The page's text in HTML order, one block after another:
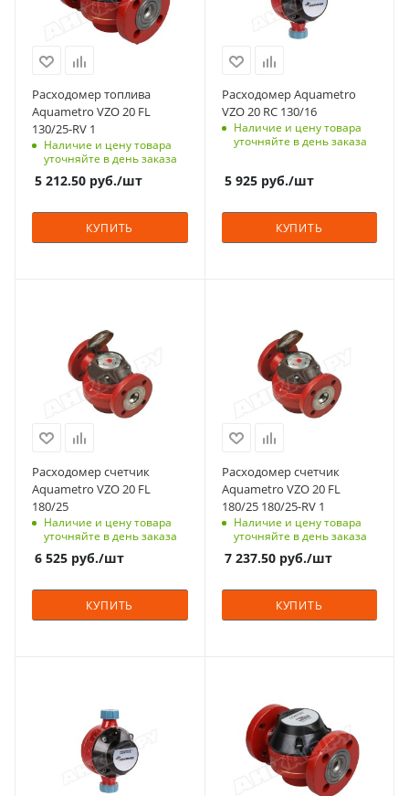
Расходомер топлива
Aquametro VZO 20 FL
130/25-RV 1
Наличие и цену товара
уточняйте в день заказа
5 212.50 руб./шт
КУПИТЬ
Расходомер Aquametro
VZO 20 RC 130/16
Наличие и цену товара
уточняйте в день заказа
5 925руб./шт
КУПИТЬ
Расходомер счетчик
Aquametro VZO 20 FL
180/25
Наличие и цену товара
уточняйте в день заказа
6 525 руб./шт
КУПИТЬ
Расходомер счетчик
Aquametro VZO 20 FL
180/25 180/25-RV 1
Наличие и цену товара
уточняйте в день заказа
7 237.50руб./шт
КУПИТЬ